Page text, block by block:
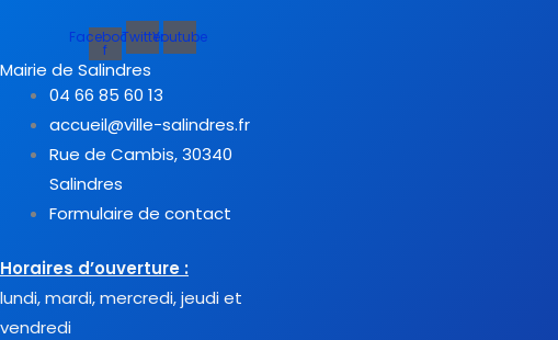
Facebook-
f
TwitterYoutube
Mairie de Salindres
04 66 85 60 13
accueil@ville-salindres.fr
Rue de Cambis, 30340
Salindres
Formulaire de contact
Horaires d’ouverture :
lundi, mardi, mercredi, jeudi et
vendredi